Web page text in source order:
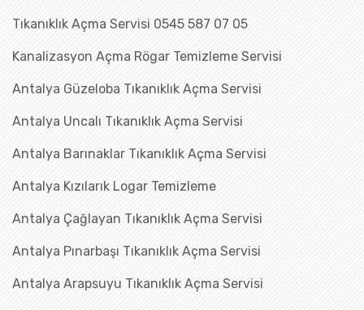
Tıkanıklık Açma Servisi 0545 587 07 05
Kanalizasyon Açma Rögar Temizleme Servisi
Antalya Güzeloba Tıkanıklık Açma Servisi
Antalya Uncalı Tıkanıklık Açma Servisi
Antalya Barınaklar Tıkanıklık Açma Servisi
Antalya Kızılarık Logar Temizleme
Antalya Çağlayan Tıkanıklık Açma Servisi
Antalya Pınarbaşı Tıkanıklık Açma Servisi
Antalya Arapsuyu Tıkanıklık Açma Servisi